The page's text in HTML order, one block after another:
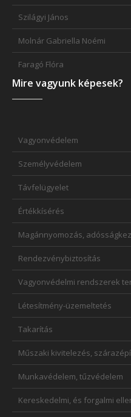
Szilágyi János
Molnár Gabriella Noémi
Faragó Flóra
Mire vagyunk képesek?
Vagyonvédelem
Személyvédelem
Távfelügyelet
Értékkísérés
Magánnyomozás,
Rendezvénybiztosítás
Vagyonvédelmi rendszerek
Létesítmény-üzemeltetés
Takarítás
Műszaki kivitelezés,
Munkavédelem, tűzvédelem
Kereskedelmi, és forgalmi